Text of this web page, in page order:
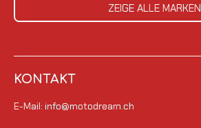
ZEIGE ALLE MARKEN
KONTAKT
E-Mail: info@motodream.ch